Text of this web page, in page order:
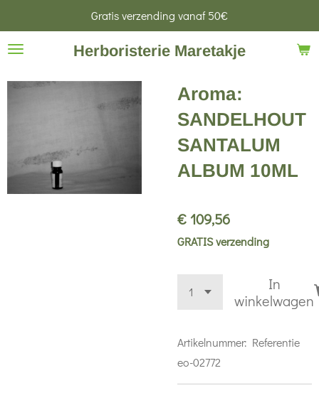
naar
Herboristerie Maretakje
Gratis verzending vanaf 50€
Aroma:
SANDELHOUT
SANTALUM
ALBUM 10ML
€ 109,56
GRATIS verzending
In
winkelwagen
Artikelnummer: Referentie
eo-02772